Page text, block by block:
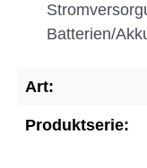
Batterien/
Art:
Produktserie: